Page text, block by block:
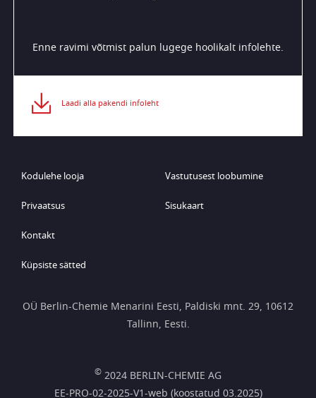
Enne ravimi võtmist palun lugege hoolikalt infolehte.
Laadi alla pakendi infoleht
Kodulehe looja Vastutusest loobumine
Privaatsus Sisukaart
Kontakt
Küpsiste sätted
OÜ Berlin-Chemie Menarini Eesti, Paldiski mnt. 29, 10612
Tallinn, Eesti.
© 2024 BERLIN-CHEMIE AG
EE-PRO-02-2025-V1-web (koostatud 03.2025)